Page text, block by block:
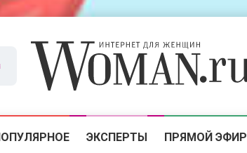
ЭКСПЕРТЫ ПРЯМОЙ ЭФИР